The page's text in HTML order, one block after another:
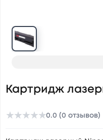
Картридж
★★★★★0.0 (0 отзывов)